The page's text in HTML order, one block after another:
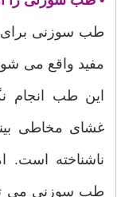
طب سوزنی برای
مفید واقع می
این طب انجام
غشای مخاطی
ناشناخته است.
طب سوزنی می